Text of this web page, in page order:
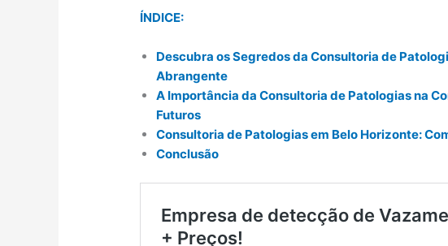
ÍNDICE:
Descubra os Segredos da Consultoria de
Abrangente
A Importância da Consultoria de Patologias na
Futuros
Consultoria de Patologias em Belo Horizonte:
Conclusão